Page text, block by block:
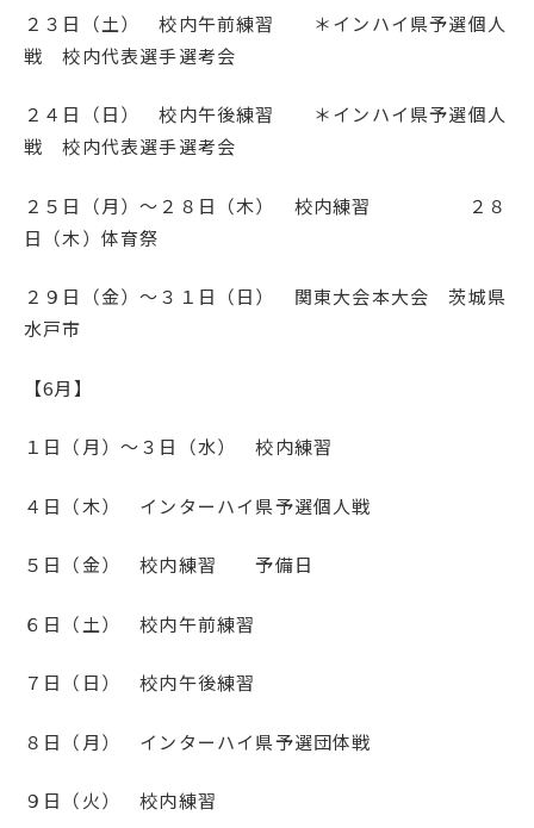
２３日（土） 校内午前練習 ＊インハイ県予選個人
戦 校内代表選手選考会
２４日（日） 校内午後練習 ＊インハイ県予選個人
戦 校内代表選手選考会
２５日（月）～２８日（木） 校内練習 ２８
日（木）体育祭
２９日（金）～３１日（日） 関東大会本大会 茨城県
水戸市
【6月】
１日（月）～３日（水） 校内練習
４日（木） インターハイ県予選個人戦
５日（金） 校内練習 予備日
６日（土） 校内午前練習
７日（日） 校内午後練習
８日（月） インターハイ県予選団体戦
９日（火） 校内練習